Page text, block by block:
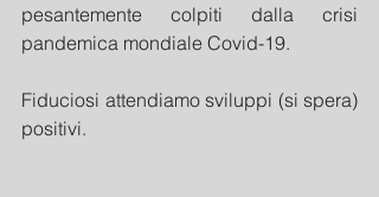
pesantemente colpiti dalla crisi
pandemica mondiale Covid-19.
Fiduciosi attendiamo sviluppi (si spera)
positivi.